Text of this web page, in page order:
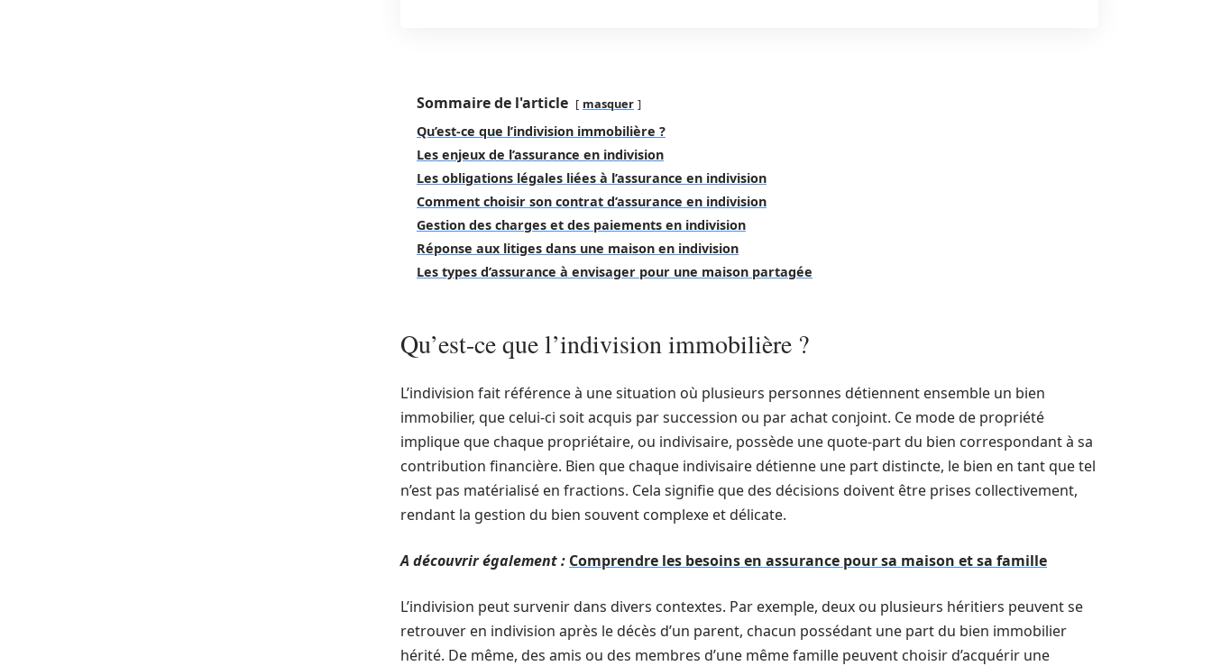
Sommaire de l'article masquer
Qu’est-ce que l’indivision immobilière ?
Les enjeux de l’assurance en indivision
Les obligations légales liées à l’assurance en indivision
Comment choisir son contrat d’assurance en indivision
Gestion des charges et des paiements en indivision
Réponse aux litiges dans une maison en indivision
Les types d’assurance à envisager pour une maison partagée
Qu’est-ce que l’indivision immobilière ?
L’indivision fait référence à une situation où plusieurs personnes détiennent ensemble un bien
immobilier, que celui-ci soit acquis par succession ou par achat conjoint. Ce mode de propriété
implique que chaque propriétaire, ou indivisaire, possède une quote-part du bien correspondant à sa
contribution financière. Bien que chaque indivisaire détienne une part distincte, le bien en tant que tel
n’est pas matérialisé en fractions. Cela signifie que des décisions doivent être prises collectivement,
rendant la gestion du bien souvent complexe et délicate.
A découvrir également : Comprendre les besoins en assurance pour sa maison et sa famille
L’indivision peut survenir dans divers contextes. Par exemple, deux ou plusieurs héritiers peuvent se
retrouver en indivision après le décès d’un parent, chacun possédant une part du bien immobilier
hérité. De même, des amis ou des membres d’une même famille peuvent choisir d’acquérir une